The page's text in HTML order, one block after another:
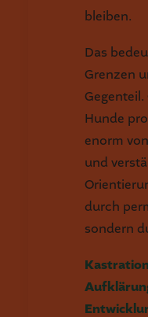
bleiben.
Das
Grenzen
Hunde
enorm
und
durch
sondern